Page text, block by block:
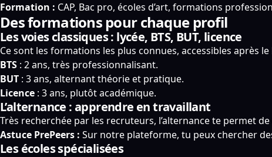
Formation : CAP, Bac pro, écoles d’art, formations
Des formations pour chaque profil
Les voies classiques : lycée, BTS, BUT, licence
Ce sont les formations les plus connues, accessibles après
BTS : 2 ans, très professionnalisant.
BUT : 3 ans, alternant théorie et pratique.
Licence : 3 ans, plutôt académique.
L’alternance : apprendre en travaillant
Très recherchée par les recruteurs, l’alternance te permet
Astuce PrePeers : Sur notre plateforme, tu peux chercher
Les écoles spécialisées